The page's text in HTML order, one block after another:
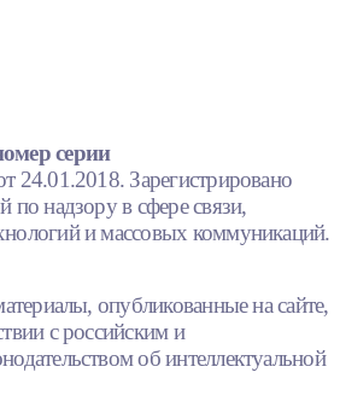
серии
Зарегистрировано
по надзору в сфере связи,
и массовых коммуникаций.
опубликованные на сайте,
с российским и
об интеллектуальной